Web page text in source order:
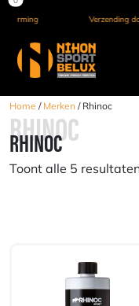
Verzending door heel Europa
Home / Merken / Rhinoc
RHINOC
RHINOC
Toont alle 5